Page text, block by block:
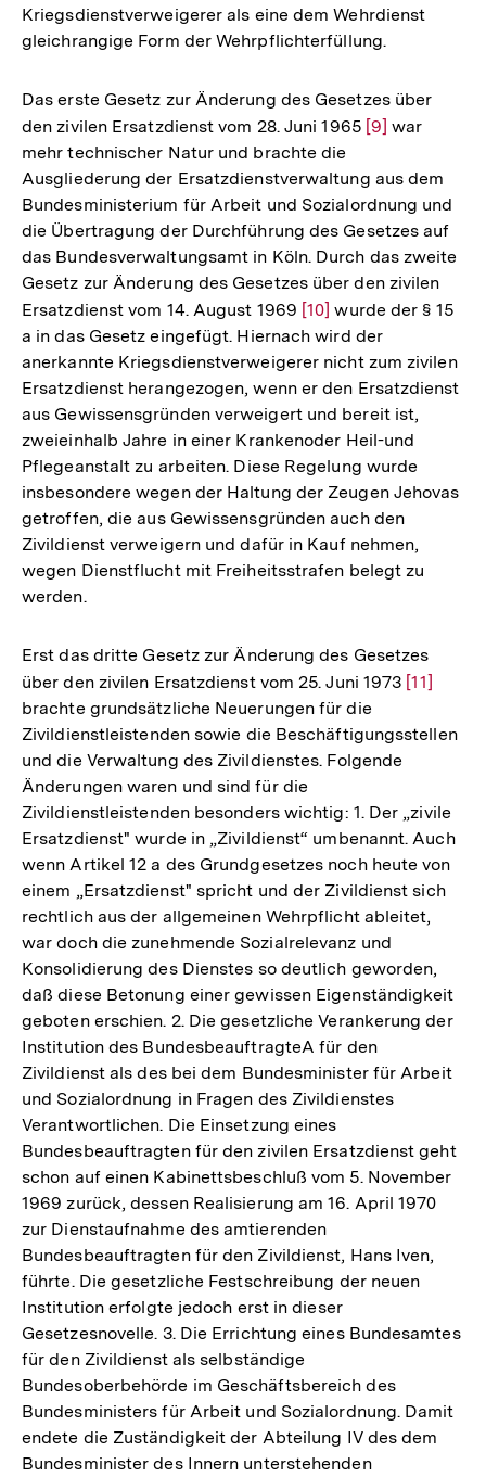
Kriegsdienstverweigerer als eine dem Wehrdienst
gleichrangige Form der Wehrpflichterfüllung.
Das erste Gesetz zur Änderung des Gesetzes über
den zivilen Ersatzdienst vom 28. Juni 1965 Zur
der
Fußnote
[9] war
mehr technischer Natur und brachte die
Ausgliederung der Ersatzdienstverwaltung aus dem
Bundesministerium für Arbeit und Sozialordnung und
die Übertragung der Durchführung des Gesetzes auf
das Bundesverwaltungsamt in Köln. Durch das zweite
Gesetz zur Änderung des Gesetzes über den zivilen
Ersatzdienst vom 14. August 1969 Zur
Auflösung
der
Fußnote
[10] wurde der § 15
a in das Gesetz eingefügt. Hiernach wird der
anerkannte Kriegsdienstverweigerer nicht zum zivilen
Ersatzdienst herangezogen, wenn er den Ersatzdienst
aus Gewissensgründen verweigert und bereit ist,
zweieinhalb Jahre in einer Krankenoder Heil-und
Pflegeanstalt zu arbeiten. Diese Regelung wurde
insbesondere wegen der Haltung der Zeugen Jehovas
getroffen, die aus Gewissensgründen auch den
Zivildienst verweigern und dafür in Kauf nehmen,
wegen Dienstflucht mit Freiheitsstrafen belegt zu
werden.
Erst das dritte Gesetz zur Änderung des Gesetzes
über den zivilen Ersatzdienst vom 25. Juni 1973 Zur
der
[11]
brachte grundsätzliche Neuerungen für die
Zivildienstleistenden sowie die Beschäftigungsstellen
und die Verwaltung des Zivildienstes. Folgende
Änderungen waren und sind für die
Zivildienstleistenden besonders wichtig: 1. Der „zivile
Ersatzdienst" wurde in „Zivildienst“ umbenannt. Auch
wenn Artikel 12 a des Grundgesetzes noch heute von
einem „Ersatzdienst" spricht und der Zivildienst sich
rechtlich aus der allgemeinen Wehrpflicht ableitet,
war doch die zunehmende Sozialrelevanz und
Konsolidierung des Dienstes so deutlich geworden,
daß diese Betonung einer gewissen Eigenständigkeit
geboten erschien. 2. Die gesetzliche Verankerung der
Institution des BundesbeauftragteA für den
Zivildienst als des bei dem Bundesminister für Arbeit
und Sozialordnung in Fragen des Zivildienstes
Verantwortlichen. Die Einsetzung eines
Bundesbeauftragten für den zivilen Ersatzdienst geht
schon auf einen Kabinettsbeschluß vom 5. November
1969 zurück, dessen Realisierung am 16. April 1970
zur Dienstaufnahme des amtierenden
Bundesbeauftragten für den Zivildienst, Hans Iven,
führte. Die gesetzliche Festschreibung der neuen
Institution erfolgte jedoch erst in dieser
Gesetzesnovelle. 3. Die Errichtung eines Bundesamtes
für den Zivildienst als selbständige
Bundesoberbehörde im Geschäftsbereich des
Bundesministers für Arbeit und Sozialordnung. Damit
endete die Zuständigkeit der Abteilung IV des dem
Bundesminister des Innern unterstehenden